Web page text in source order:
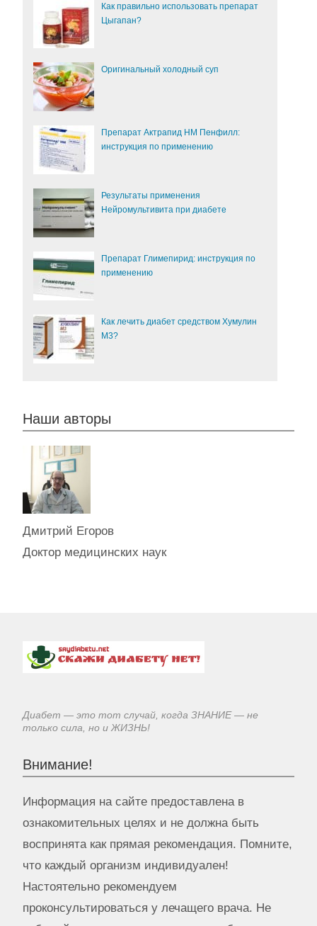
Как правильно использовать препарат
Цыгапан?
Оригинальный холодный суп
Препарат Актрапид НМ Пенфилл:
инструкция по применению
Результаты применения
Нейромультивита при диабете
Препарат Глимепирид: инструкция по
применению
Как лечить диабет средством Хумулин
М3?
Наши авторы
Дмитрий Егоров
Доктор медицинских наук
Диабет — это тот случай, когда ЗНАНИЕ — не
только сила, но и ЖИЗНЬ!
Внимание!
Информация на сайте предоставлена в
ознакомительных целях и не должна быть
воспринята как прямая рекомендация. Помните,
что каждый организм индивидуален!
Настоятельно рекомендуем
проконсультироваться у лечащего врача. Не